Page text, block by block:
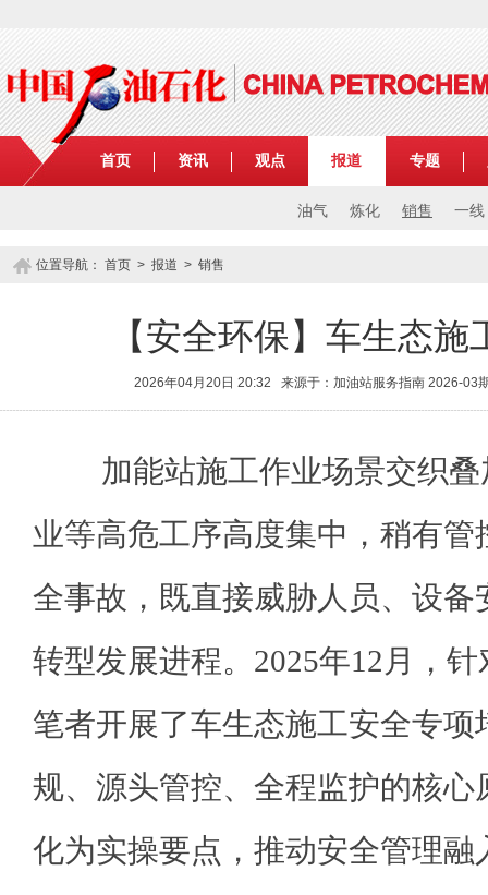
首页 资讯 观点 报道
油气 炼化 销售 一线
专题
位置导航： 首页 > 报道 > 销售
【安全环保】车生态
2026年04月20日 20:32 来源于：加油站服务指南 2026-
加能站施工作业场景交织
业等高危工序高度集中，稍有
全事故，既直接威胁人员、设备
转型发展进程。2025年12月，
笔者开展了车生态施工安全专项
规、源头管控、全程监护的核心
化为实操要点，推动安全管理融